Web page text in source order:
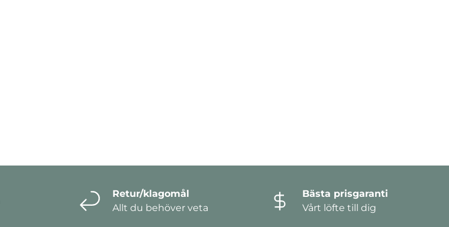
Retur/klagomål
Allt du behöver veta
Bästa prisgaranti
Vårt löfte till dig